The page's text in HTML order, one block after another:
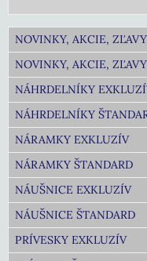
NOVINKY, AKCIE,
NOVINKY, AKCIE,
NÁHRDELNÍKY
NÁHRDELNÍKY
NÁRAMKY EXKLUZÍV
NÁRAMKY ŠTANDARD
NÁUŠNICE EXKLUZÍV
NÁUŠNICE ŠTANDARD
PRÍVESKY EXKLUZÍV